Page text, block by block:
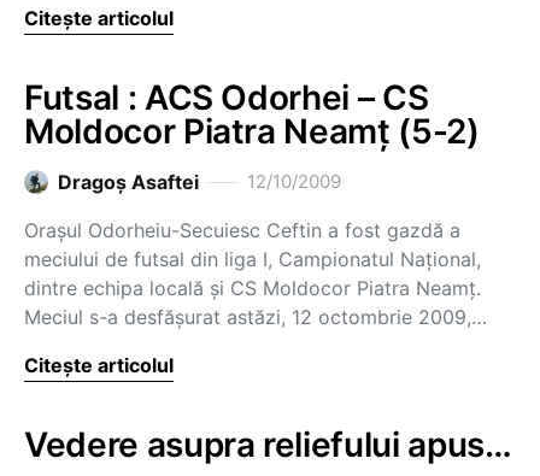
Citește articolul
Futsal : ACS Odorhei – CS
Moldocor Piatra Neamţ (5-2)
Dragoş Asaftei 12/10/2009
Oraşul Odorheiu-Secuiesc Ceftin a fost gazdă a
meciului de futsal din liga I, Campionatul Naţional,
dintre echipa locală şi CS Moldocor Piatra Neamţ.
Meciul s-a desfăşurat astăzi, 12 octombrie 2009,…
Citește articolul
Vedere asupra reliefului apus…